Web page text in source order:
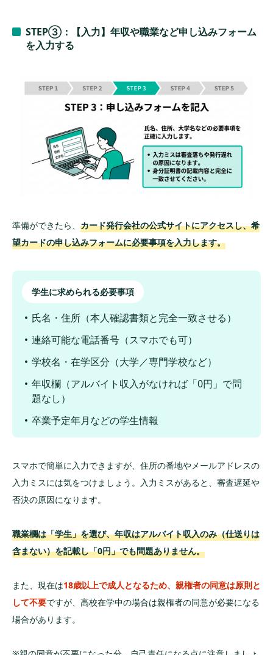
STEP③：【入力】年収や職業など申し込みフォーム
を入力する
準備ができたら、 カード発行会社の公式サイトにアクセスし、希
望カードの申し込みフォームに必要事項を入力します。
学生に求められる必要事項
氏名・住所（本人確認書類と完全一致させる）
連絡可能な電話番号（スマホでも可）
学校名・在学区分（大学／専門学校など）
年収欄（アルバイト収入がなければ「0円」で問
題なし）
卒業予定年月などの学生情報
スマホで簡単に入力できますが、住所の番地やメールアドレスの
入力ミスには気をつけましょう。入力ミスがあると、審査遅延や
否決の原因になります。
職業欄は「学生」を選び、年収はアルバイト収入のみ（仕送りは
含まない）を記載し「0円」でも問題ありません。
また、現在は18歳以上で成人となるため、親権者の同意は原則と
して不要ですが、高校在学中の場合は親権者の同意が必要になる
場合があります。